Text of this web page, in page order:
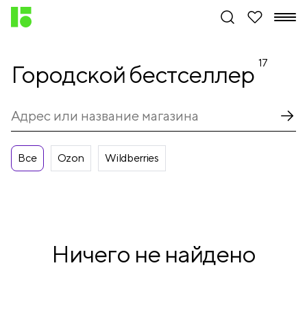
Городской бестселлер 17
Все Ozon Wildberries
Ничего не найдено